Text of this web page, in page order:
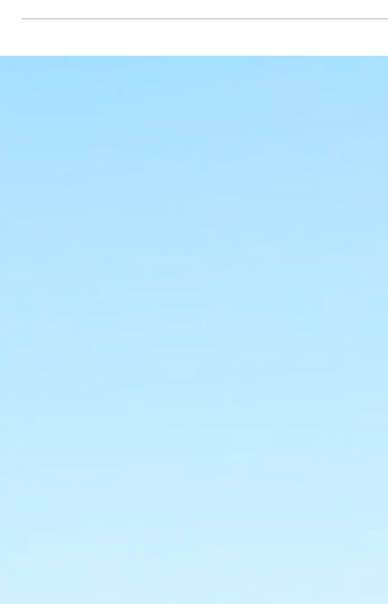
mais do que um simples rótulo geográfico.